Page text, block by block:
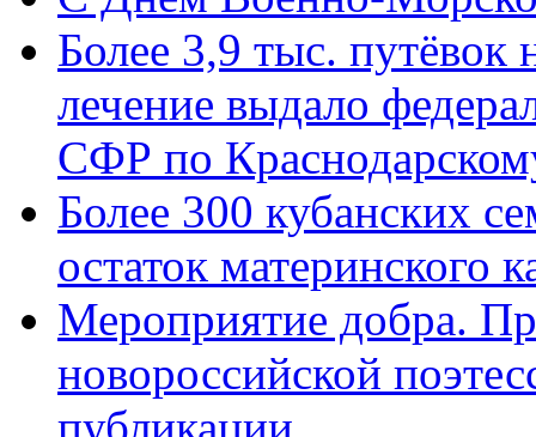
Более 3,9 тыс. путёвок
лечение выдало
СФР по
Более 300 кубанских
остаток материнского
Мероприятие добра.
новороссийской
публикации